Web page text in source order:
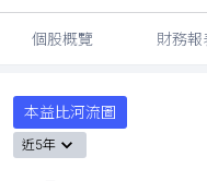
個股概覽 財務報
本益比河流圖
近5年